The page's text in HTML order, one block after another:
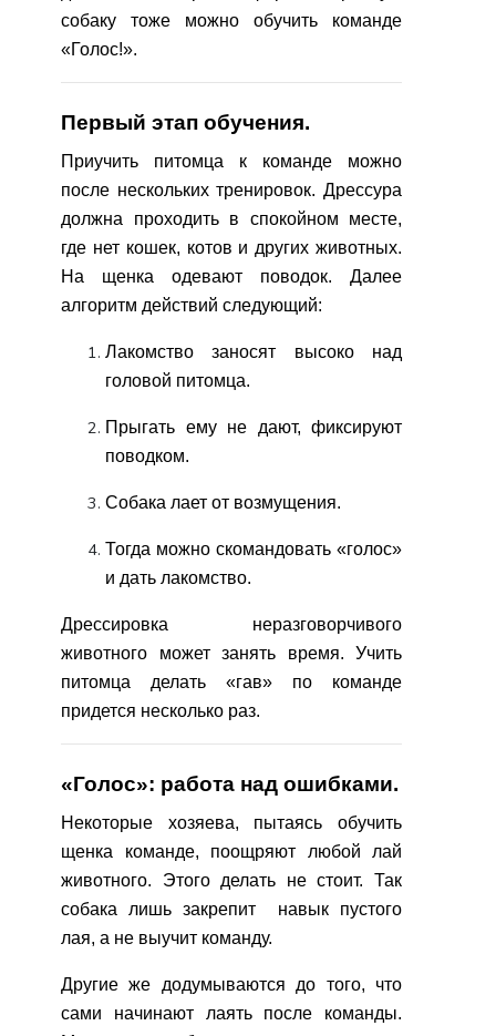
собаку тоже можно обучить команде
«Голос!».
Первый этап обучения.
П риучить питомца к команде можно
после нескольких тренировок. Дрессура
должна проходить в спокойном месте,
где нет кошек, котов и других животных.
На щенка одевают поводок. Далее
алгоритм действий следующий:
Лакомство заносят высоко над
головой питомца.
Прыгать ему не дают, фиксируют
поводком.
Собака лает от возмущения.
Тогда можно скомандовать «голос»
и дать лакомство.
Дрессировка неразговорчивого
животного может занять время. Учить
питомца делать «гав» по команде
придется несколько раз.
«Голос»: работа над ошибками.
Некоторые хозяева, пытаясь обучить
щенка команде, поощряют любой лай
животного. Этого делать не стоит. Так
собака лишь закрепит навык пустого
лая, а не выучит команду.
Другие же додумываются до того, что
сами начинают лаять после команды.